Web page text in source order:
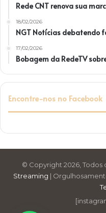
Rede CNT renova sua
18/02/2026
NGT Notícias debatendo
17/02/2026
Bobagem da RedeTV
Encontre-nos no Facebook
© Copyright 2026,
Streaming |